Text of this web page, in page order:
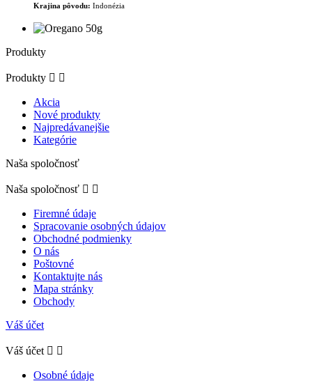
Krajina pôvodu: Indonézia
Produkty
Produkty  
Akcia
Nové produkty
Najpredávanejšie
Kategórie
Naša spoločnosť
Naša spoločnosť  
Firemné údaje
Spracovanie osobných údajov
Obchodné podmienky
O nás
Poštovné
Kontaktujte nás
Mapa stránky
Obchody
Váš účet
Váš účet  
Osobné údaje